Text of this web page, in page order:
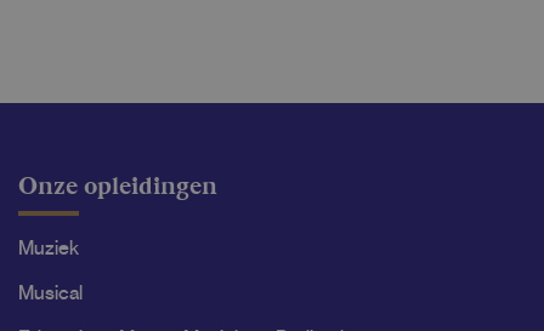
Onze opleidingen
Muziek
Musical